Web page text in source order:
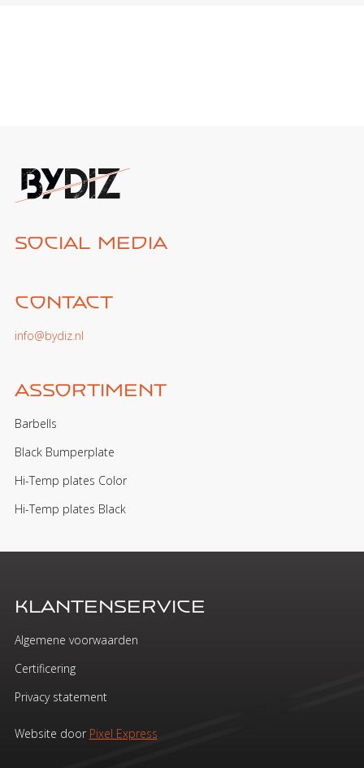
Social media
Contact
info@bydiz.nl
Assortiment
Barbells
Black Bumperplate
Hi-Temp plates Color
Hi-Temp plates Black
Klantenservice
Algemene voorwaarden
Certificering
Privacy statement
Website door Pixel Express